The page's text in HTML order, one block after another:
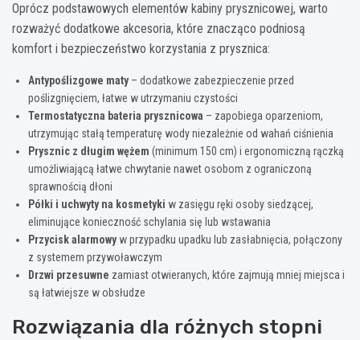
Oprócz podstawowych elementów kabiny prysznicowej, warto
rozważyć dodatkowe akcesoria, które znacząco podniosą
komfort i bezpieczeństwo korzystania z prysznica:
Antypoślizgowe maty– dodatkowe zabezpieczenie przed
poślizgnięciem, łatwe w utrzymaniu czystości
Termostatyczna bateria prysznicowa – zapobiega oparzeniom,
utrzymując stałą temperaturę wody niezależnie od wahań ciśnienia
Prysznic z długim wężem (minimum 150 cm) i ergonomiczną rączką
umożliwiającą łatwe chwytanie nawet osobom z ograniczoną
sprawnością dłoni
Półki i uchwyty na kosmetyki w zasięgu ręki osoby siedzącej,
eliminujące konieczność schylania się lub wstawania
Przycisk alarmowyw przypadku upadku lub zasłabnięcia, połączony
z systemem przywoławczym
Drzwi przesuwne zamiast otwieranych, które zajmują mniej miejsca i
są łatwiejsze w obsłudze
Rozwiązania dla różnych stopni